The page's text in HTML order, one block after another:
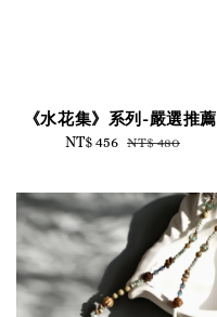
《水花集》系列-嚴選推薦
Sale
NT$ 456 Regular
NT$ 480